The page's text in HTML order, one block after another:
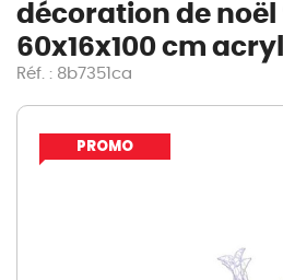
décoration de noël
60x16x100 cm
Réf. : 8b7351ca
PROMO